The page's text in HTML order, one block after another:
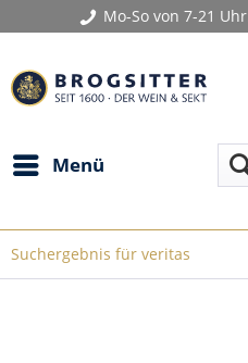
Mo-So von 7-21
Menü
Suchergebnis für veritas